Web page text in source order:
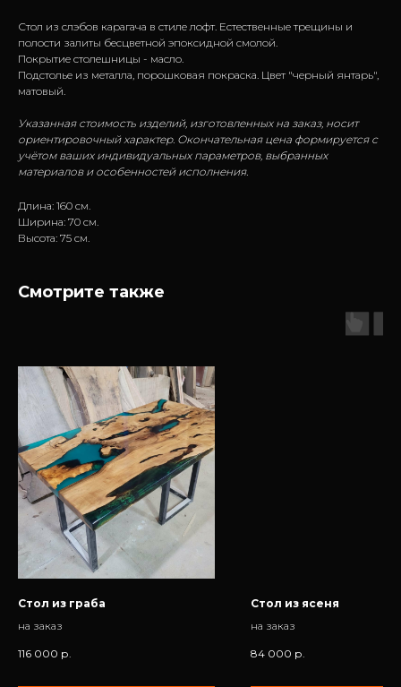
Стол из слэбов карагача в стиле лофт. Естественные трещины и
полости залиты бесцветной эпоксидной смолой.
Покрытие столешницы - масло.
Подстолье из металла, порошковая покраска. Цвет "черный янтарь",
матовый.
Указанная стоимость изделий, изготовленных на заказ, носит
ориентировочный характер. Окончательная цена формируется с
учётом ваших индивидуальных параметров, выбранных
материалов и особенностей исполнения.
Длина: 160 см.
Ширина: 70 см.
Высота: 75 см.
Смотрите также
Стол из граба
на заказ
116 000 р.
Стол из ясеня
на заказ
84 000 р.